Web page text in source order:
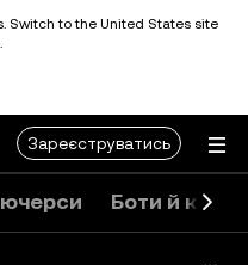
Switch to the United States site
Зареєструватись
Боти й